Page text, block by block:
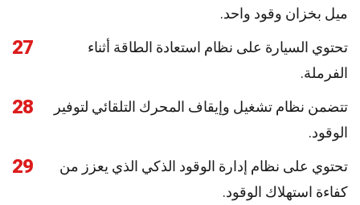
ميل بخزان وقود واحد.
27
تحتوي السيارة على نظام استعادة الطاقة أثناء
الفرملة.
28
تتضمن نظام تشغيل وإيقاف المحرك التلقائي لتوفير
الوقود.
29
تحتوي على نظام إدارة الوقود الذكي الذي يعزز من
كفاءة استهلاك الوقود.